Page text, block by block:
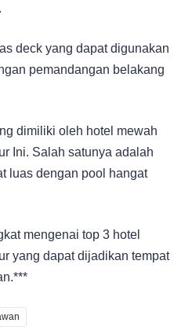
deck yang dapat digunakan
pemandangan belakang
dimiliki oleh hotel mewah
Ini. Salah satunya adalah
luas dengan pool hangat
mengenai top 3 hotel
yang dapat dijadikan tempat